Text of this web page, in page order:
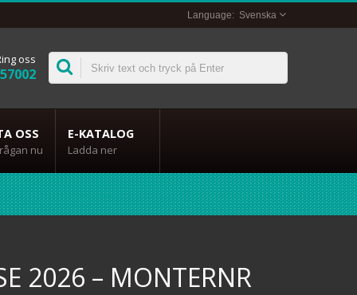
Svenska
oss
OSS
nu
E-KATALOG
Ladda ner
2026 – MONTERNR